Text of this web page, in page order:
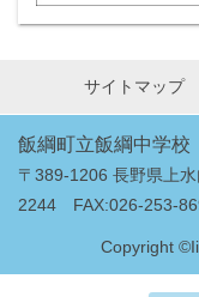
サイトマップ
飯綱町立飯綱中学校
〒389-1206 長野県上
2244 FAX:026-253-
Copyright